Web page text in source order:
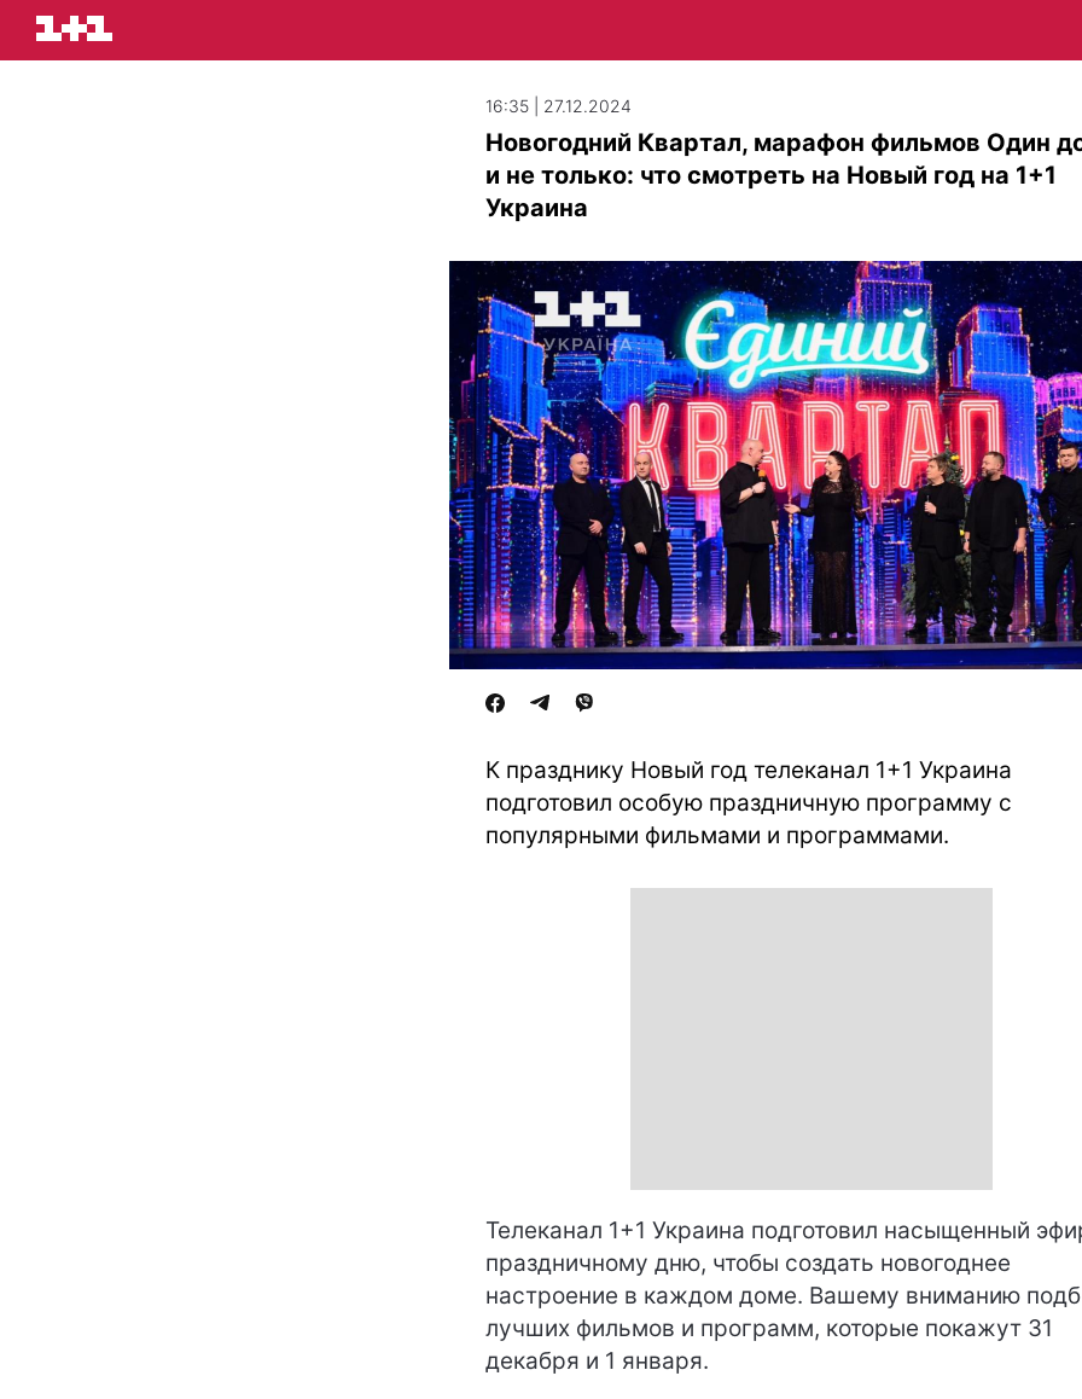
16:35 | 27.12.2024
Новогодний Квартал, марафон фильмов Один
и не только: что смотреть на Новый год на 1+1
Украина
К празднику Новый год телеканал 1+1 Украина
подготовил особую праздничную программу с
популярными фильмами и программами.
Телеканал 1+1 Украина подготовил насыщенный
праздничному дню, чтобы создать новогоднее
настроение в каждом доме. Вашему вниманию
лучших фильмов и программ, которые покажут 31
декабря и 1 января.